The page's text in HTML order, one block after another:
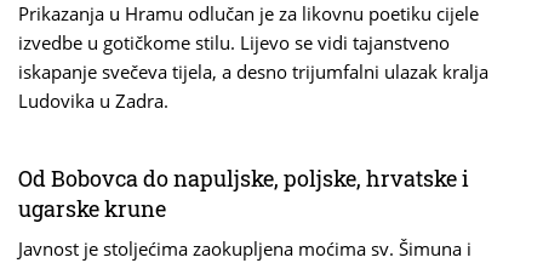
Prikazanja u Hramu odlučan je za likovnu poetiku cijele
izvedbe u gotičkome stilu. Lijevo se vidi tajanstveno
iskapanje svečeva tijela, a desno trijumfalni ulazak kralja
Ludovika u Zadra.
Od Bobovca do napuljske, poljske, hrvatske i
ugarske krune
Javnost je stoljećima zaokupljena moćima sv. Šimuna i